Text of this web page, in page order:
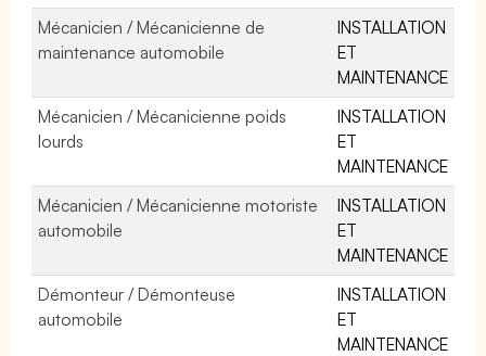
Mécanicien / Mécanicienne de
maintenance automobile
INSTALLATION
ET
MAINTENANCE
Mécanicien / Mécanicienne poids
lourds
INSTALLATION
ET
MAINTENANCE
Mécanicien / Mécanicienne motoriste
automobile
INSTALLATION
ET
MAINTENANCE
Démonteur / Démonteuse
automobile
INSTALLATION
ET
MAINTENANCE